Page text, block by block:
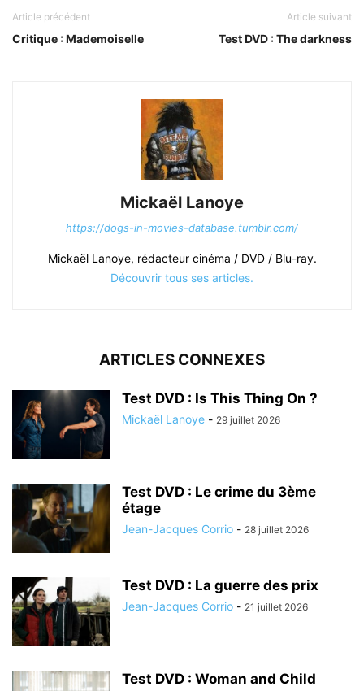
Article précédent
Critique : Mademoiselle
Article suivant
Test DVD : The darkness
Mickaël Lanoye
https://dogs-in-movies-database.tumblr.com/
Mickaël Lanoye, rédacteur cinéma / DVD / Blu-ray.
Découvrir tous ses articles.
ARTICLES CONNEXES
Test DVD : Is This Thing On ?
Mickaël Lanoye - 29 juillet 2026
Test DVD : Le crime du 3ème
étage
Jean-Jacques Corrio - 28 juillet 2026
Test DVD : La guerre des prix
Jean-Jacques Corrio - 21 juillet 2026
Test DVD : Woman and Child